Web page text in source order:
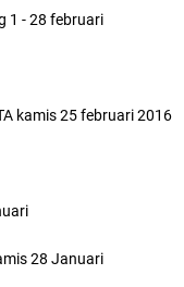
1 - 28 februari
kamis 25 februari 2016
28 Januari